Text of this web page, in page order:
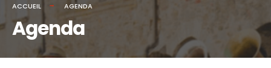
ACCUEIL AGENDA
Agenda